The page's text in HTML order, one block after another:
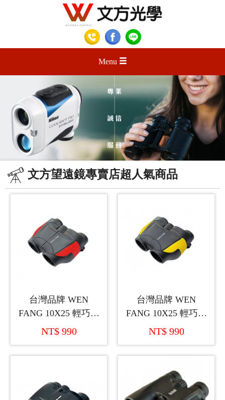
Menu
文方望遠鏡專賣店超人氣商品
台灣品牌 WEN
FANG 10X25 輕巧型
雙筒望遠鏡
NT$ 990
台灣品牌 WEN
FANG 10X25 輕巧型
雙筒望遠鏡
NT$ 990